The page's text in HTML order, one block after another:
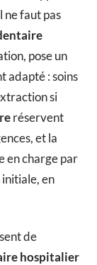
ne faut pas
pose un
adapté : soins
si
réservent
et la
en charge par
initiale, en
de
hospitalier